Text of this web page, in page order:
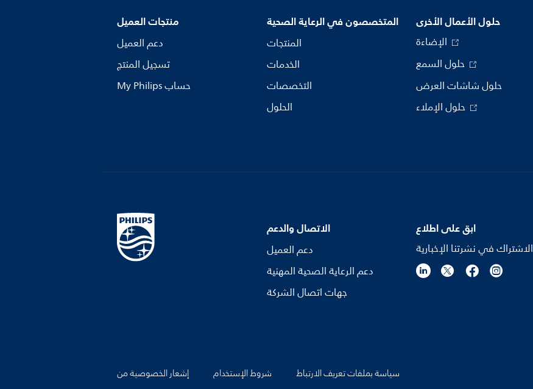
منتجات العميل
دعم العميل
تسجيل المنتج
My Philips حساب
المتخصصون في الرعاية الصحية
المنتجات
الخدمات
التخصصات
الحلول
حلول الأعمال الأخرى
حلول شاشات العرض
الاتصال والدعم
دعم العميل
دعم الرعاية الصحية المهنية
جهات اتصال الشركة
ابق على اطلاع
الاشتراك في نشرتنا الإخبارية
إشعار الخصوصية من شروط الإستخدام
سياسة بملفات تعريف الارتباط